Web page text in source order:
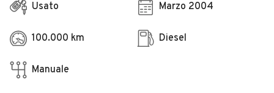
Usato Marzo 2004
100.000 km Diesel
Manuale